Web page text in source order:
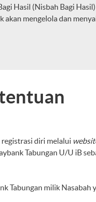
Hasil (Nisbah Bagi
mengelola dan
diri melalui
Tabungan U/U iB
Tabungan milik